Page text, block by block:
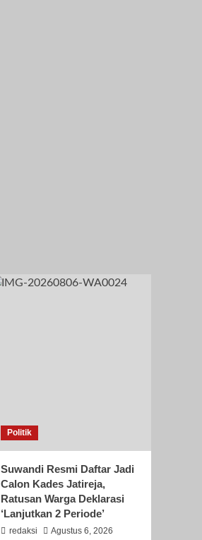
Politik
Suwandi Resmi Daftar Jadi
Calon Kades Jatireja,
Ratusan Warga Deklarasi
‘Lanjutkan 2 Periode’
redaksi Agustus 6, 2026